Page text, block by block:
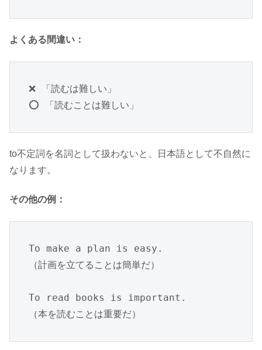
よくある間違い：
❌ 「読むは難しい」
⭕ 「読むことは難しい」
to不定詞を名詞として扱わないと、日本語として不自然に
なります。
その他の例：
To make a plan is easy.
（計画を立てることは簡単だ）
To read books is important.
（本を読むことは重要だ）